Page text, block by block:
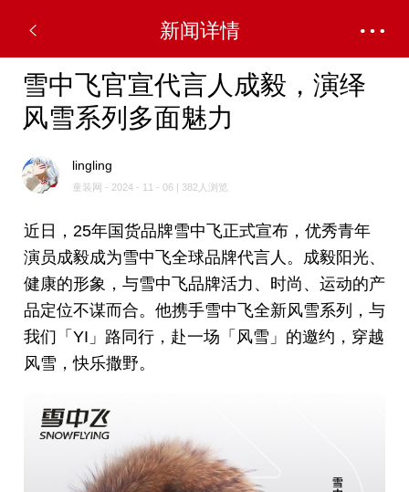
新闻详情
雪中飞官宣代言人成毅，演绎
风雪系列多面魅力
lingling
童装网 - 2024 - 11 - 06 | 382人浏览
近日，25年国货品牌雪中飞正式宣布，优秀青年
演员成毅成为雪中飞全球品牌代言人。成毅阳光、
健康的形象，与雪中飞品牌活力、时尚、运动的产
品定位不谋而合。他携手雪中飞全新风雪系列，与
我们「YI」路同行，赴一场「风雪」的邀约，穿越
风雪，快乐撒野。